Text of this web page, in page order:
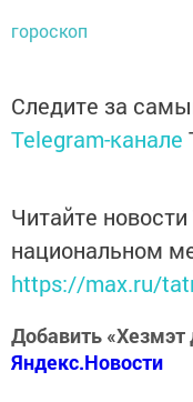
гороскоп
Следите за
Telegram-канале
Читайте
национальном
https://max.ru/
Добавить «Хезмэт
Яндекс.Новости